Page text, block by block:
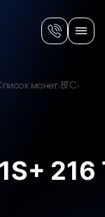
монет BTC
216